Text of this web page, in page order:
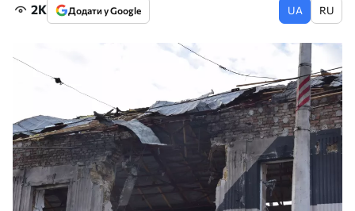
2K Додати у Google UA RU